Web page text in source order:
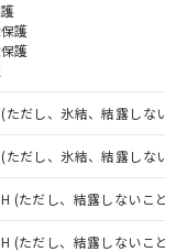
護
護
だし、氷結、結露しないこ
だし、氷結、結露しないこ
(ただし、結露しないこと)
(ただし、結露しないこと)
同意のうえ
物質）の
な商品で
質）の非含
予定のある
10物質）の
品を出す予